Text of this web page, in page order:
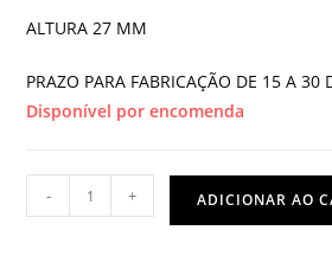
ALTURA 27 MM
PRAZO PARA FABRICAÇÃO DE 15 A 30
Disponível por encomenda
CADINHO
POROSO
- + ADICIONAR AO